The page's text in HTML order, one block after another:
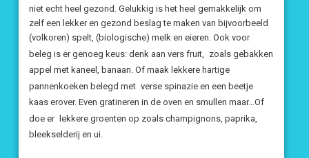
niet echt heel gezond. Gelukkig is het heel gemakkelijk om
zelf een lekker en gezond beslag te maken van bijvoorbeeld
(volkoren) spelt, (biologische) melk en eieren. Ook voor
beleg is er genoeg keus: denk aan vers fruit,
zoals gebakken
appel met kaneel, banaan. Of maak lekkere hartige
pannenkoeken belegd met verse spinazie en een beetje
kaas erover. Even gratineren in de oven en smullen maar…Of
doe er lekkere groenten op zoals champignons, paprika,
bleekselderij en ui.